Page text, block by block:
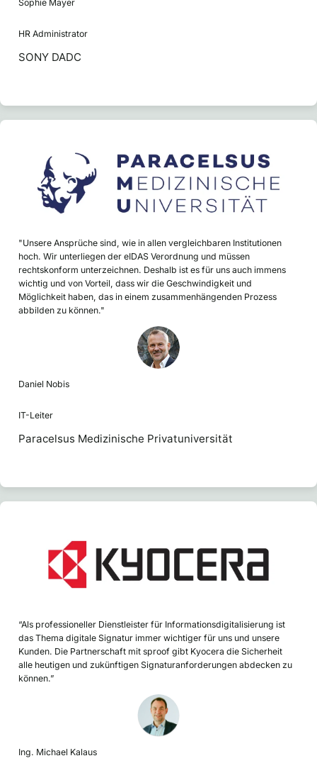
Sophie Mayer
HR Administrator
SONY DADC
"Unsere Ansprüche sind, wie in allen vergleichbaren Institutionen
hoch. Wir unterliegen der eIDAS Verordnung und müssen
rechtskonform unterzeichnen. Deshalb ist es für uns auch immens
wichtig und von Vorteil, dass wir die Geschwindigkeit und
Möglichkeit haben, das in einem zusammenhängenden Prozess
abbilden zu können."
Daniel Nobis
IT-Leiter
Paracelsus Medizinische Privatuniversität
“Als professioneller Dienstleister für Informationsdigitalisierung ist
das Thema digitale Signatur immer wichtiger für uns und unsere
Kunden. Die Partnerschaft mit sproof gibt Kyocera die Sicherheit
alle heutigen und zukünftigen Signaturanforderungen abdecken zu
können.”
Ing. Michael Kalaus